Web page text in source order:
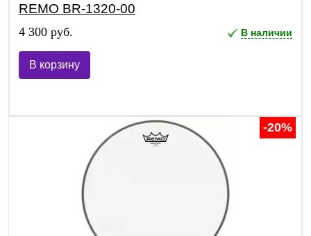
REMO BR-1320-00
4 300 руб. В наличии
В корзину
-20%